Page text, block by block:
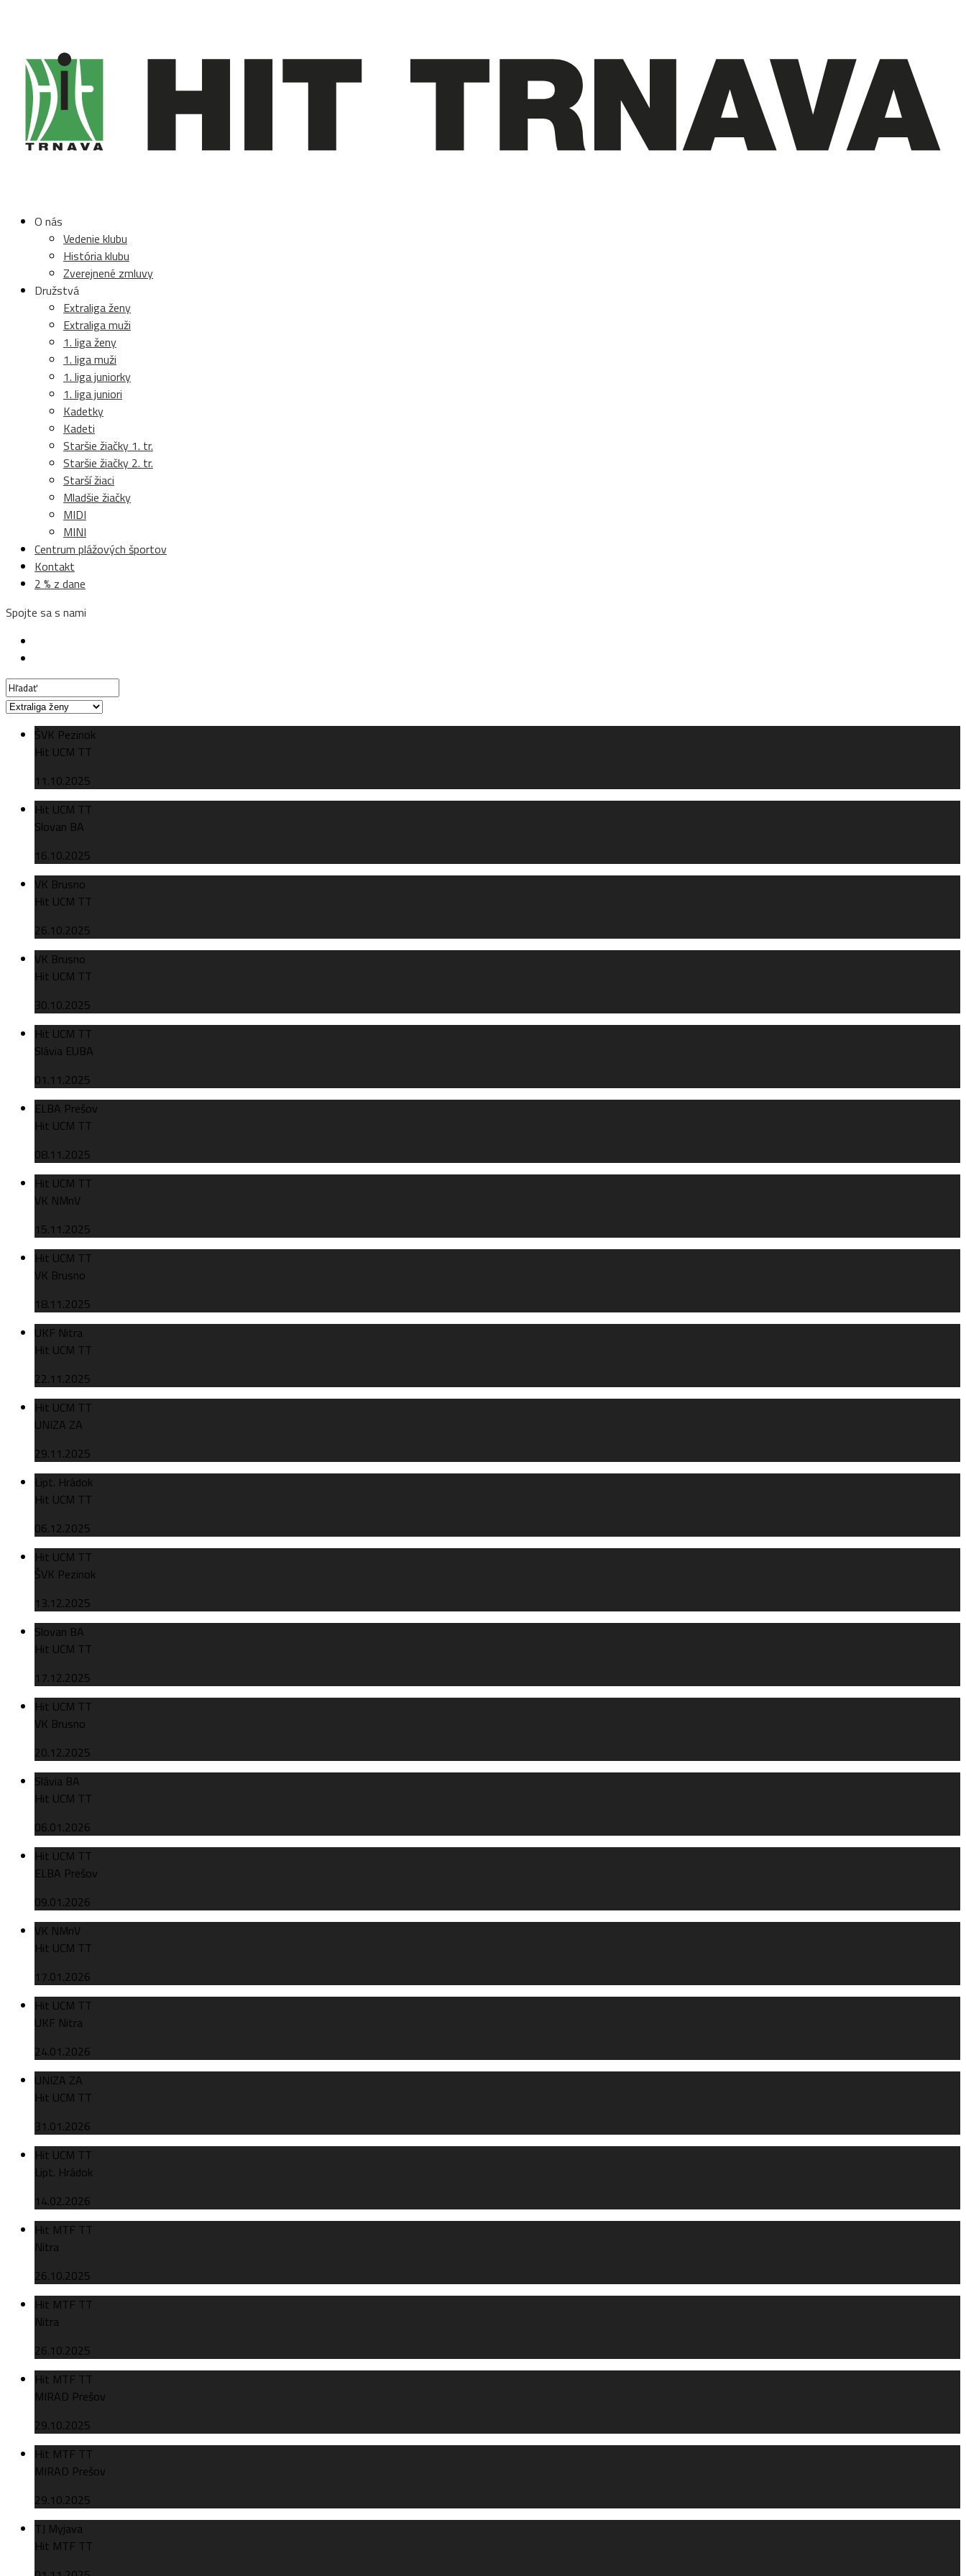
O nás
Vedenie klubu
História klubu
Zverejnené zmluvy
Družstvá
Extraliga ženy
Extraliga muži
1. liga ženy
1. liga muži
1. liga juniorky
1. liga juniori
Kadetky
Kadeti
Staršie žiačky 1. tr.
Staršie žiačky 2. tr.
Starší žiaci
Mladšie žiačky
MIDI
MINI
Centrum plážových športov
Kontakt
2 % z dane
Spojte sa s nami
ŠVK Pezinok
Hit UCM TT
11.10.2025
Hit UCM TT
Slovan BA
16.10.2025
VK Brusno
Hit UCM TT
26.10.2025
VK Brusno
Hit UCM TT
30.10.2025
Hit UCM TT
Slávia EUBA
01.11.2025
ELBA Prešov
Hit UCM TT
08.11.2025
Hit UCM TT
VK NMnV
15.11.2025
Hit UCM TT
VK Brusno
18.11.2025
UKF Nitra
Hit UCM TT
22.11.2025
Hit UCM TT
UNIZA ZA
29.11.2025
Lipt. Hrádok
Hit UCM TT
06.12.2025
Hit UCM TT
ŠVK Pezinok
13.12.2025
Slovan BA
Hit UCM TT
17.12.2025
Hit UCM TT
VK Brusno
20.12.2025
Slávia BA
Hit UCM TT
06.01.2026
Hit UCM TT
ELBA Prešov
09.01.2026
VK NMnV
Hit UCM TT
17.01.2026
Hit UCM TT
UKF Nitra
24.01.2026
UNIZA ZA
Hit UCM TT
31.01.2026
Hit UCM TT
Lipt. Hrádok
14.02.2026
Hit MTF TT
Nitra
26.10.2025
Hit MTF TT
Nitra
26.10.2025
Hit MTF TT
MIRAD Prešov
29.10.2025
Hit MTF TT
MIRAD Prešov
29.10.2025
TJ Myjava
Hit MTF TT